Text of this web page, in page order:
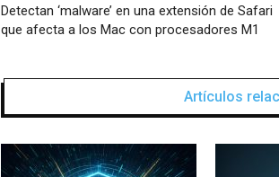
Detectan ‘malware’ en una extensión de Safari
que afecta a los Mac con procesadores M1
Artículos